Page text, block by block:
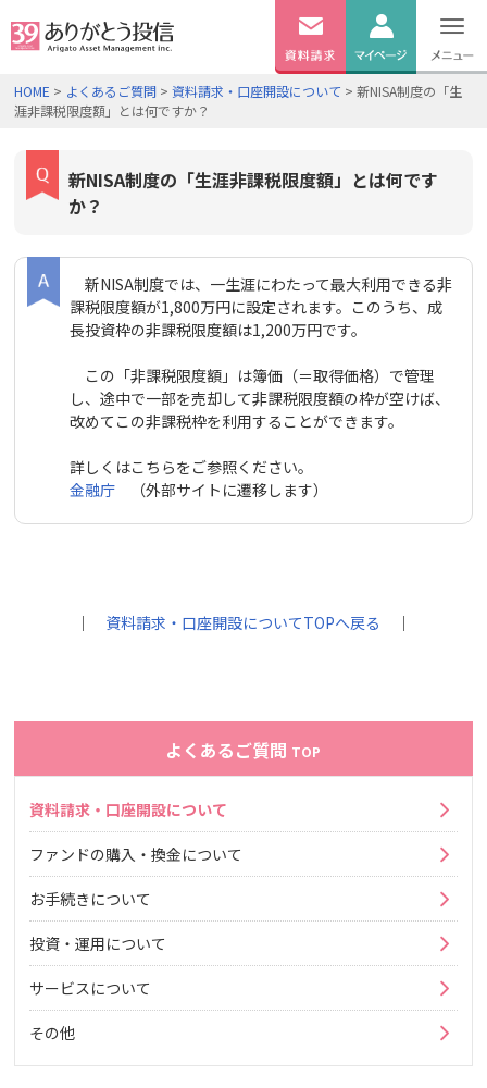
無料資料
ログイン
HOME > よくあるご質問 >資料請求・口座開設について > 新NISA制度の「生
涯非課税限度額」とは何ですか？
新NISA制度の「生涯非課税限度額」とは何です
か？
新NISA制度では、一生涯にわたって最大利用できる非
課税限度額が1,800万円に設定されます。このうち、成
長投資枠の非課税限度額は1,200万円です。
この「非課税限度額」は簿価（＝取得価格）で管理
し、途中で一部を売却して非課税限度額の枠が空けば、
改めてこの非課税枠を利用することができます。
詳しくはこちらをご参照ください。
金融庁 （外部サイトに遷移します）
｜ 資料請求・口座開設についてTOPへ戻る ｜
よくあるご質問 TOP
資料請求・口座開設について
ファンドの購入・換金について
お手続きについて
投資・運用について
サービスについて
その他